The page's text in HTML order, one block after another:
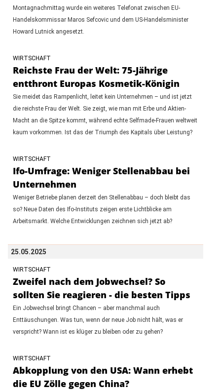
Montagnachmittag wurde ein weiteres Telefonat zwischen EU-
Handelskommissar Maros Sefcovic und dem US-Handelsminister
Howard Lutnick angesetzt.
WIRTSCHAFT
Reichste Frau der Welt: 75-Jährige
entthront Europas Kosmetik-Königin
Sie meidet das Rampenlicht, leitet kein Unternehmen – und ist jetzt
die reichste Frau der Welt. Sie zeigt, wie man mit Erbe und Aktien-
Macht an die Spitze kommt, während echte Selfmade-Frauen weltweit
kaum vorkommen. Ist das der Triumph des Kapitals über Leistung?
WIRTSCHAFT
Ifo-Umfrage: Weniger Stellenabbau bei
Unternehmen
Weniger Betriebe planen derzeit den Stellenabbau – doch bleibt das
so? Neue Daten des Ifo-Instituts zeigen erste Lichtblicke am
Arbeitsmarkt. Welche Entwicklungen zeichnen sich jetzt ab?
25.05.2025
WIRTSCHAFT
Zweifel nach dem Jobwechsel? So
sollten Sie reagieren - die besten Tipps
Ein Jobwechsel bringt Chancen – aber manchmal auch
Enttäuschungen. Was tun, wenn der neue Job nicht hält, was er
verspricht? Wann ist es klüger zu bleiben oder zu gehen?
WIRTSCHAFT
Abkopplung von den USA: Wann erhebt
die EU Zölle gegen China?